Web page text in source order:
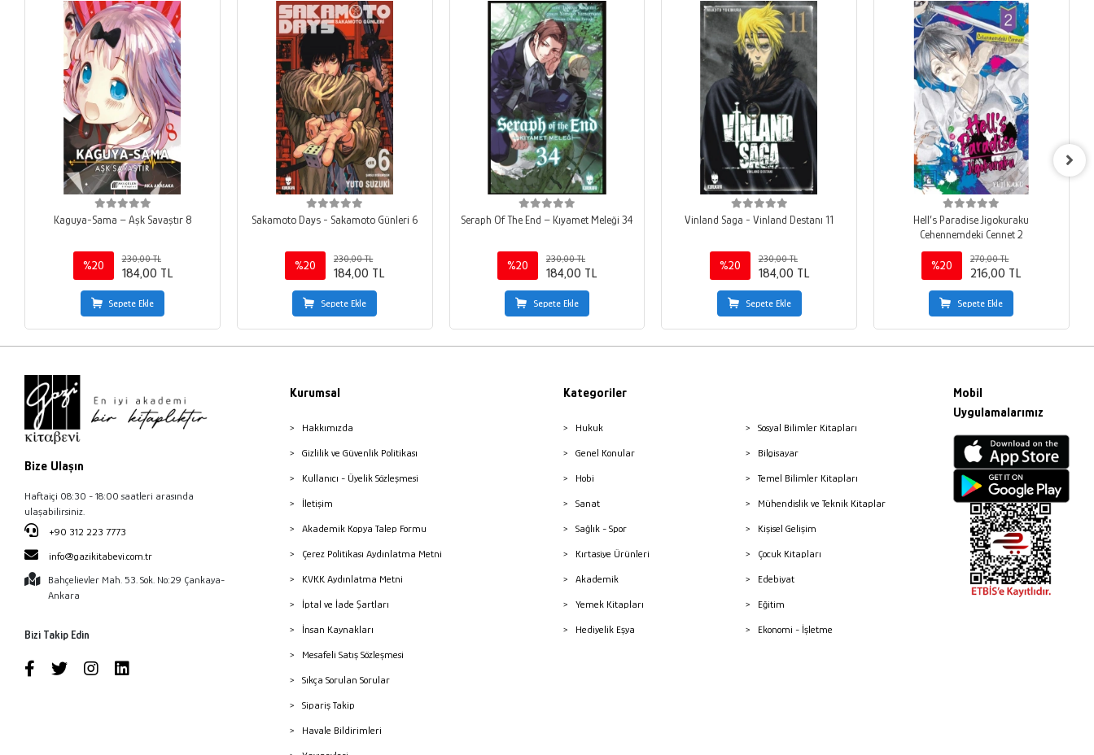
Kaguya-Sama – Aşk Savaştır 8
%20
230,00 TL
184,00 TL
Sepete Ekle
Sakamoto Days - Sakamoto Günleri 6
%20
230,00 TL
184,00 TL
Sepete Ekle
Seraph Of The End – Kıyamet Meleği 34
%20
230,00 TL
184,00 TL
Sepete Ekle
Vinland Saga - Vinland Destanı 11
%20
230,00 TL
184,00 TL
Sepete Ekle
Hell’s Paradise Jigokuraku
Cehennemdeki Cennet 2
%20
270,00 TL
216,00 TL
Sepete Ekle
Bize Ulaşın
Haftaiçi 08:30 - 18:00 saatleri arasında
ulaşabilirsiniz.
+90 312 223 7773
info@gazikitabevi.com.tr
Bahçelievler Mah. 53. Sok. No:29 Çankaya-
Ankara
Bizi Takip Edin
Kurumsal
Hakkımızda
Gizlilik ve Güvenlik Politikası
Kullanıcı - Üyelik Sözleşmesi
İletişim
Akademik Kopya Talep Formu
Çerez Politikası Aydınlatma Metni
KVKK Aydınlatma Metni
İptal ve İade Şartları
İnsan Kaynakları
Mesafeli Satış Sözleşmesi
Sıkça Sorulan Sorular
Sipariş Takip
Havale Bildirimleri
Kategoriler
Hukuk
Genel Konular
Hobi
Sanat
Sağlık - Spor
Kırtasiye Ürünleri
Akademik
Yemek Kitapları
Hediyelik Eşya
Sosyal Bilimler Kitapları
Bilgisayar
Temel Bilimler Kitapları
Mühendislik ve Teknik Kitaplar
Kişisel Gelişim
Çocuk Kitapları
Edebiyat
Eğitim
Ekonomi - İşletme
Mobil
Uygulamalarımız